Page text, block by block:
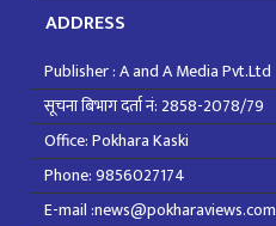
ADDRESS
Publisher : A and A Media Pvt.Ltd
सूचना बिभाग दर्ता नं: 2858-2078/79
Office: Pokhara Kaski
Phone: 9856027174
E-mail :news@pokharaviews.com